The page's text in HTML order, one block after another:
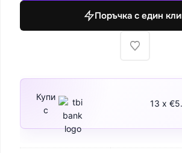
графити
Поръчка с един
Купи
с
13 x